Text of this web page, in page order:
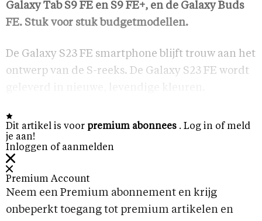
Galaxy Tab S9 FE en S9 FE+, en de Galaxy Buds
FE. Stuk voor stuk budgetmodellen.
De Galaxy S23 FE smartphone blijft trouw aan het
ontwerp van de S-reeks. De Galaxy S23 FE wordt
Dit artikel is voor premium abonnees . Log in of meld
je aan!
Inloggen of aanmelden
Premium Account
Neem een Premium abonnement en krijg
onbeperkt toegang tot premium artikelen en